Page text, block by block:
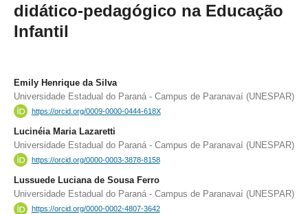
didático-pedagógico na Educação
Infantil
Emily Henrique da Silva
Universidade Estadual do Paraná - Campus de Paranavaí (UNESPAR)
https://orcid.org/0009-0000-0444-618X
Lucinéia Maria Lazaretti
Universidade Estadual do Paraná - Campus de Paranavaí (UNESPAR)
https://orcid.org/0000-0003-3878-8158
Lussuede Luciana de Sousa Ferro
Universidade Estadual do Paraná - Campus de Paranavaí (UNESPAR)
https://orcid.org/0000-0002-4807-3642